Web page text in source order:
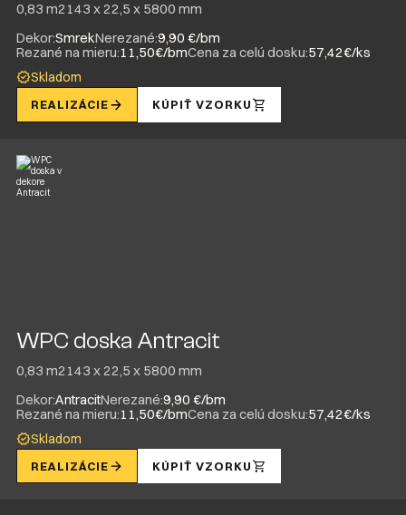
0,83 m2143 x 22,5 x 5800 mm
Dekor:SmrekNerezané:9,90 €/bm
Rezané na mieru:11,50€/bmCena za celú dosku:57,42€/ks
Skladom
REALIZÁCIE KÚPIŤ VZORKU
WPC doska Antracit
0,83 m2143 x 22,5 x 5800 mm
Dekor:AntracitNerezané:9,90 €/bm
Rezané na mieru:11,50€/bmCena za celú dosku:57,42€/ks
Skladom
REALIZÁCIE KÚPIŤ VZORKU